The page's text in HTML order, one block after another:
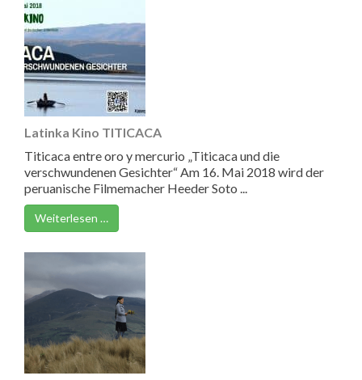
Latinka Kino TITICACA
Titicaca entre oro y mercurio „Titicaca und die
verschwundenen Gesichter“ Am 16. Mai 2018 wird der
peruanische Filmemacher Heeder Soto ...
Weiterlesen …